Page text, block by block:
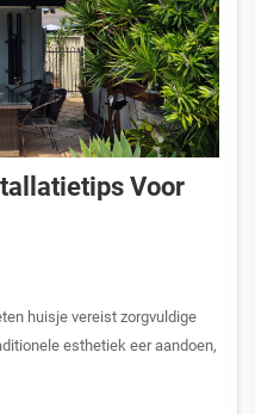
Voor
huisje vereist zorgvuldige
esthetiek eer aandoen,
prestatienormen. Het
van natuurlijke versus